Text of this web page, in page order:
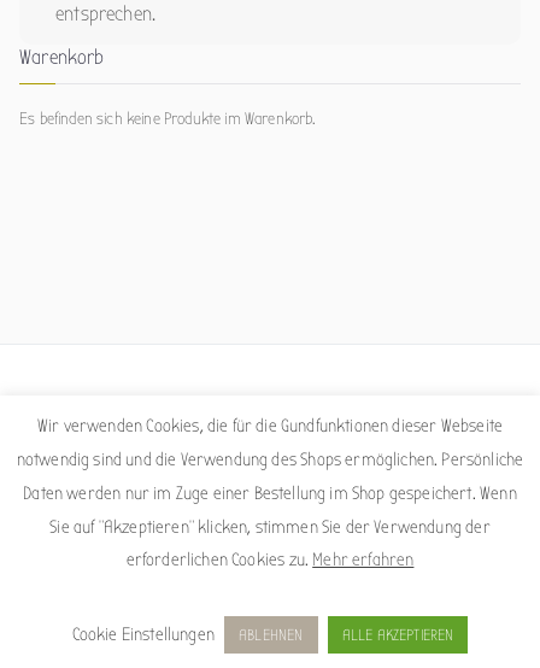
entsprechen.
Warenkorb
Es befinden sich keine Produkte im Warenkorb.
Facebook
Instagram
Copyright © 2026Sigrid Nepelius. Powered byZakraundWordPress
Wir verwenden Cookies, die für die Gundfunktionen dieser Webseite
notwendig sind und die Verwendung des Shops ermöglichen. Persönliche
Daten werden nur im Zuge einer Bestellung im Shop gespeichert. Wenn
Sie auf "Akzeptieren" klicken, stimmen Sie der Verwendung der
erforderlichen Cookies zu. Mehr erfahren
Cookie Einstellungen ABLEHNEN ALLE AKZEPTIEREN